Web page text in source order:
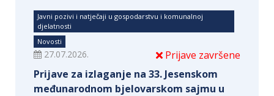
Javni pozivi i natječaji u gospodarstvu i komunalnoj
djelatnosti
Novosti
Prijave završene
27.07.2026.
Prijave za izlaganje na 33. Jesenskom
međunarodnom bjelovarskom sajmu u